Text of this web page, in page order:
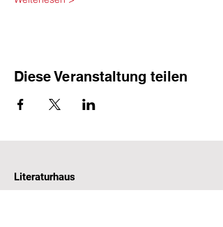
Diese Veranstaltung teilen
Literaturhaus